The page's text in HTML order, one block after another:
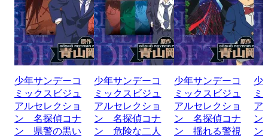
少年サンデーコ
ミックスビジュ
アルセレクショ
ン 名探偵コナ
ン 県警の黒い
少年サンデーコ
ミックスビジュ
アルセレクショ
ン 名探偵コナ
ン 危険な二人
少年サンデーコ
ミックスビジュ
アルセレクショ
ン 名探偵コナ
ン 揺れる警視
少
ミ
ア
ン
ン